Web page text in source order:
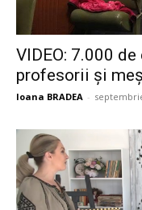
VIDEO: 7.000
profesorii şi
Ioana BRADEA -